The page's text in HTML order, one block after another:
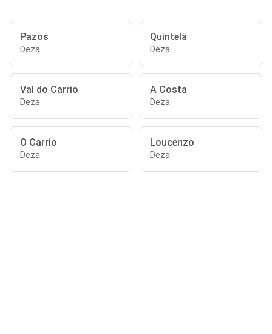
Pazos
Deza
Quintela
Deza
Val do Carrio
Deza
A Costa
Deza
O Carrio
Deza
Loucenzo
Deza